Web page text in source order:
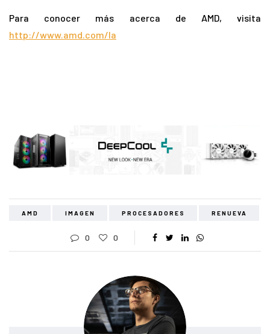
Para conocer más acerca de AMD, visita
http://www.amd.com/la
AMD IMAGEN PROCESADORES RENUEVA
0 0